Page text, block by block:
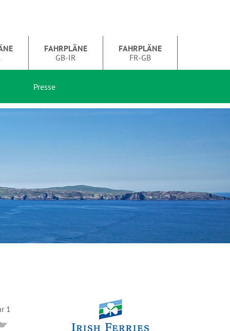
FAHRPLÄNE
GB-IR
FAHRPLÄNE
FR-GB
Presse
1